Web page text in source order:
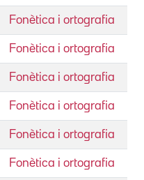
Fonètica i ortografia
Fonètica i ortografia
Fonètica i ortografia
Fonètica i ortografia
Fonètica i ortografia
Fonètica i ortografia